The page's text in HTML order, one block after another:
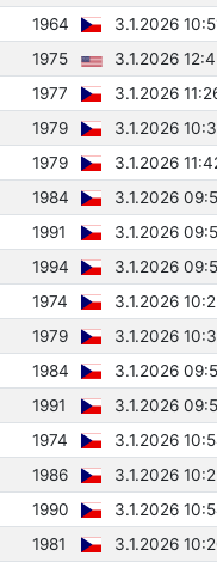
1964
3.1.2026
1975
3.1.2026
1977
3.1.2026
1979
3.1.2026
1979
3.1.2026
1984
3.1.2026
1991
3.1.2026
1994
3.1.2026
1974
3.1.2026
1979
3.1.2026
1984
3.1.2026
1991
3.1.2026
1974
3.1.2026
1986
3.1.2026
1990
3.1.2026
1981
3.1.2026